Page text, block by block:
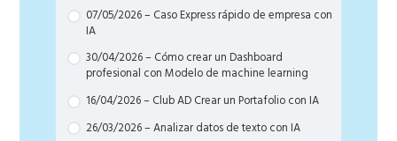
07/05/2026 – Caso Express rápido de empresa con
IA
30/04/2026 – Cómo crear un Dashboard
profesional con Modelo de machine learning
16/04/2026 – Club AD Crear un Portafolio con IA
26/03/2026 – Analizar datos de texto con IA